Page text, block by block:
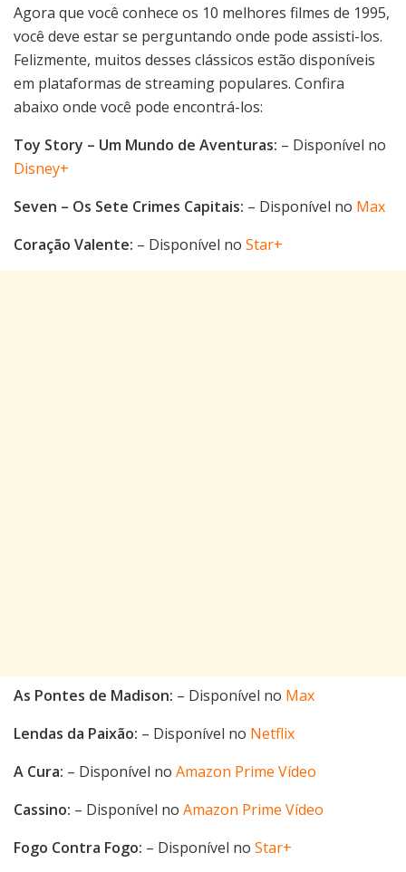
Agora que você conhece os 10 melhores filmes de 1995,
você deve estar se perguntando onde pode assisti-los.
Felizmente, muitos desses clássicos estão disponíveis
em plataformas de streaming populares. Confira
abaixo onde você pode encontrá-los:
Toy Story – Um Mundo de Aventuras: – Disponível no
Disney+
Seven – Os Sete Crimes Capitais: – Disponível no Max
Coração Valente: – Disponível no Star+
As Pontes de Madison: – Disponível no Max
Lendas da Paixão: – Disponível no Netflix
A Cura: – Disponível no Amazon Prime Vídeo
Cassino: – Disponível no Amazon Prime Vídeo
Fogo Contra Fogo: – Disponível no Star+